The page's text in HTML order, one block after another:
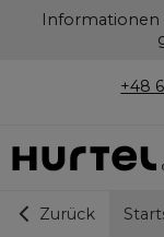
Informationen
+48
Zurück